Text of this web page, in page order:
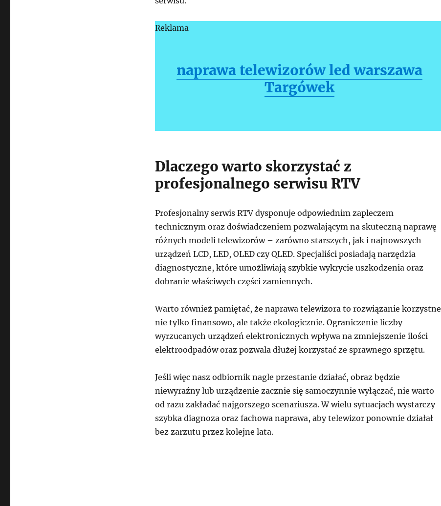
Reklama
naprawa telewizorów led warszawa
Targówek
Dlaczego warto skorzystać z
profesjonalnego serwisu RTV
Profesjonalny serwis RTV dysponuje odpowiednim zapleczem
technicznym oraz doświadczeniem pozwalającym na skuteczną naprawę
różnych modeli telewizorów – zarówno starszych, jak i najnowszych
urządzeń LCD, LED, OLED czy QLED. Specjaliści posiadają narzędzia
diagnostyczne, które umożliwiają szybkie wykrycie uszkodzenia oraz
dobranie właściwych części zamiennych.
Warto również pamiętać, że naprawa telewizora to rozwiązanie korzystne
nie tylko finansowo, ale także ekologicznie. Ograniczenie liczby
wyrzucanych urządzeń elektronicznych wpływa na zmniejszenie ilości
elektroodpadów oraz pozwala dłużej korzystać ze sprawnego sprzętu.
Jeśli więc nasz odbiornik nagle przestanie działać, obraz będzie
niewyraźny lub urządzenie zacznie się samoczynnie wyłączać, nie warto
od razu zakładać najgorszego scenariusza. W wielu sytuacjach wystarczy
szybka diagnoza oraz fachowa naprawa, aby telewizor ponownie działał
bez zarzutu przez kolejne lata.